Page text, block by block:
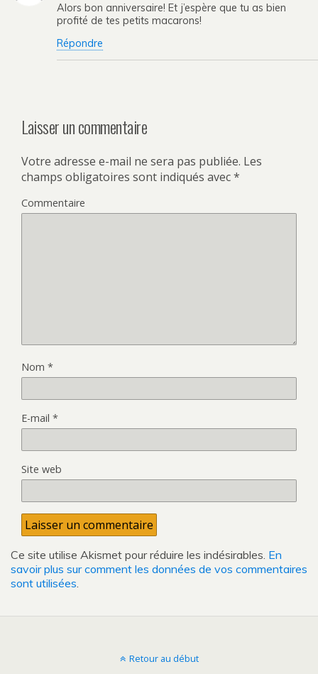
Alors bon anniversaire! Et j’espère que tu as bien
profité de tes petits macarons!
Répondre
Laisser un commentaire
Votre adresse e-mail ne sera pas publiée. Les
champs obligatoires sont indiqués avec*
Commentaire
Nom *
E-mail *
Site web
Ce site utilise Akismet pour réduire les indésirables. En
savoir plus sur comment les données de vos commentaires
sont utilisées.
Retour au début